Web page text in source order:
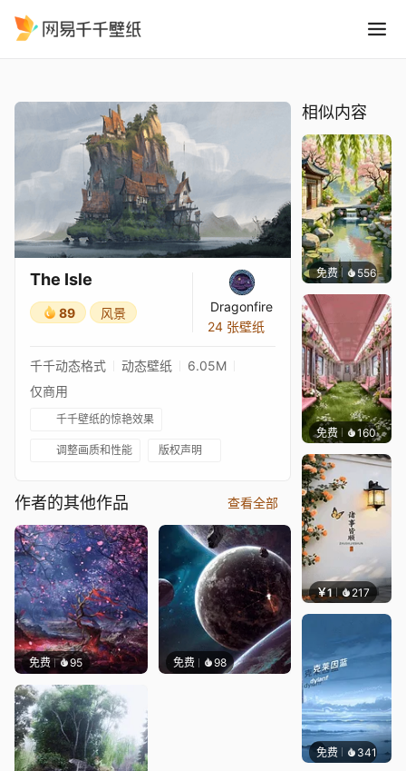
The Isle
89 风景
Dragonfire
24 张壁纸
千千动态格式 动态壁纸
6.05M
仅商用
千千壁纸的惊艳效果
调整画质和性能 版权声明
作者的其他作品 查看全部
免费 95 免费 98
相似内容
免费 556渔小小
免费 160渔小小
￥1 217 渔小小
免费 341冰茶Ln